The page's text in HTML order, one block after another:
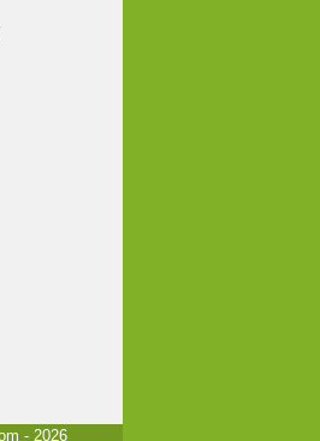
- 2026